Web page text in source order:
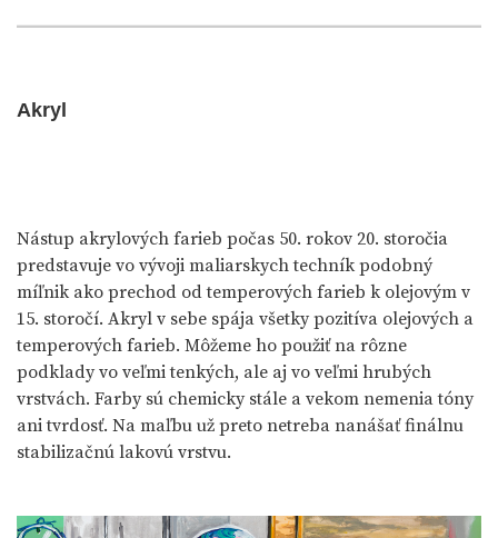
Akryl
Nástup akrylových farieb počas 50. rokov 20. storočia
predstavuje vo vývoji maliarskych techník podobný
míľnik ako prechod od temperových farieb k olejovým v
15. storočí. Akryl v sebe spája všetky pozitíva olejových a
temperových farieb. Môžeme ho použiť na rôzne
podklady vo veľmi tenkých, ale aj vo veľmi hrubých
vrstvách. Farby sú chemicky stále a vekom nemenia tóny
ani tvrdosť. Na maľbu už preto netreba nanášať finálnu
stabilizačnú lakovú vrstvu.